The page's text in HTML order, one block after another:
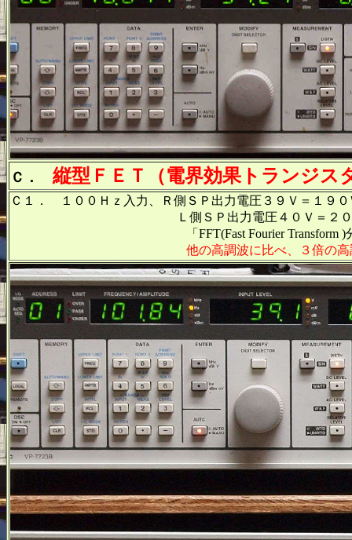
Ｃ． 縦型ＦＥＴ（電界効果トランジス
Ｃ１． １００Ｈｚ入力、Ｒ側ＳＰ出力電圧３９Ｖ＝１９
Ｌ側ＳＰ出力電圧４０Ｖ＝２００Ｗ出
「FFT(Fast Fourier Transform )分析」のオシ
他の高調波に比べ、３倍の